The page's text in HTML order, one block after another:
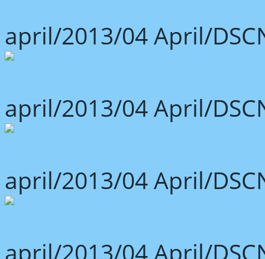
april/2013/04 April/
april/2013/04 April/
april/2013/04 April/
april/2013/04 April/